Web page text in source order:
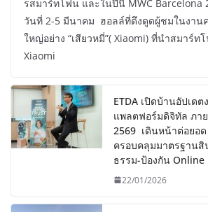
รสมาร์ทโฟน และในปีนี้ MWC Barcelona
วันที่ 2-5 มีนาคม ฮอลล์ที่ดึงดูดผู้ชมในงาน
ใหญ่อย่าง “เสียวหมี่”( Xiaomi) ที่นำสมาร์ท
Xiaomi
ETDA เปิดบ้านอัปเด
แพลตฟอร์มดิจิทัล ภา
2569 เดินหน้าต่อยอด
ครอบคลุมมาตรฐาน
ธรรม-ป้องกัน Online
22/01/2026